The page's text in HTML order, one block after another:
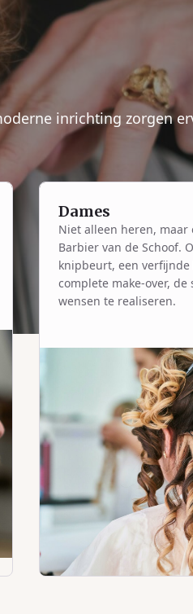
inrichting zorgen
Dames
Niet alleen heren, maar
Barbier van de Schoof.
knipbeurt, een
complete make-over,
wensen te realiseren.